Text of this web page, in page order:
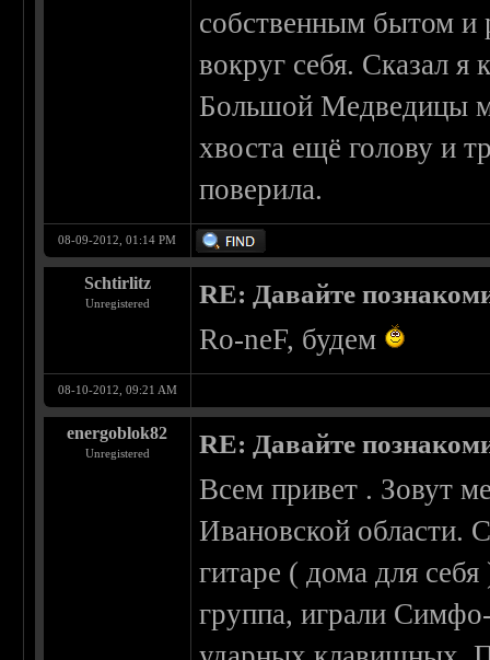
собственным бытом и
вокруг себя. Сказал я
Большой Медведицы
хвоста ещё голову и
поверила.
08-09-2012, 01:14 PM
Schtirlitz
Unregistered RE: Давайте
Ro-neF, будем
08-10-2012, 09:21 AM
energoblok82
Unregistered RE: Давайте
Всем привет . Зовут
Ивановской области.
гитаре ( дома для
группа, играли